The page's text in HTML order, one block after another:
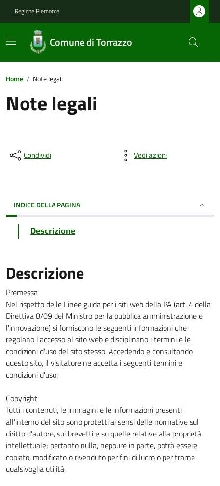
Regione Piemonte
Comune di Torrazzo
Home / Note legali
Note legali
Condividi Vedi azioni
INDICE DELLA PAGINA
Descrizione
Descrizione
Premessa
Nel rispetto delle Linee guida per i siti web della PA (art. 4 della
Direttiva 8/09 del Ministro per la pubblica amministrazione e
l'innovazione) si forniscono le seguenti informazioni che
regolano l'accesso al sito web e disciplinano i termini e le
condizioni d'uso del sito stesso. Accedendo e consultando
questo sito, il visitatore ne accetta i seguenti termini e
condizioni d'uso.
Copyright
Tutti i contenuti, le immagini e le informazioni presenti
all'interno del sito sono protetti ai sensi delle normative sul
diritto d'autore, sui brevetti e su quelle relative alla proprietà
intellettuale; pertanto nulla, neppure in parte, potrà essere
copiato, modificato o rivenduto per fini di lucro o per trarne
qualsivoglia utilità.